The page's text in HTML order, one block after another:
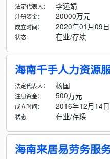
法定代表人： 李远娟
注册资金： 20000万元
成立时间： 2020年01月09日
状态: 在业/存续
海南千手人力资源
法定代表人： 杨国
注册资金： 500万元
成立时间： 2016年12月14日
状态: 在业/存续
海南来居易劳务服